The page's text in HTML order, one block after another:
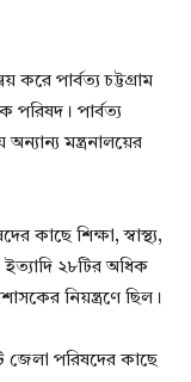
পার্বত্য চট্টগ্রাম
পরিষদ। পার্বত্য
মন্ত্রনালয়ের
কাছে শিক্ষা, স্বাস্থ্য,
ইত্যাদি ২৮টির অধিক
নিয়ন্ত্রণে ছিল।
জেলা পরিষদের কাছে